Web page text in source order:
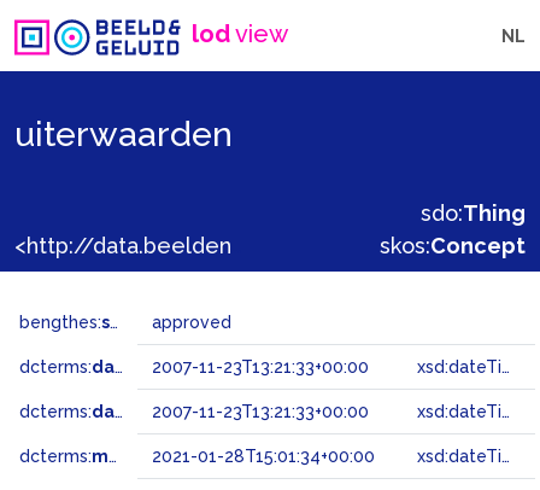
lodview NL
uiterwaarden
sdo:Thing
skos:Concept
bengthes:status approved
dcterms:dateAccepted 2007-11-23T13:21:33+00:00 xsd:dateTime
dcterms:dateSubmitted 2007-11-23T13:21:33+00:00 xsd:dateTime
dcterms:modified 2021-01-28T15:01:34+00:00 xsd:dateTime